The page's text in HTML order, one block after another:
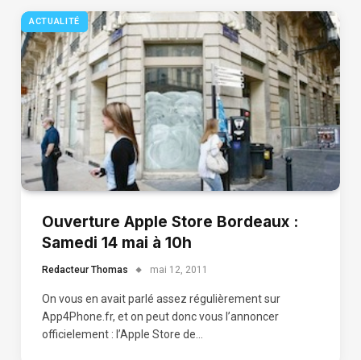
ACTUALITÉ
Ouverture Apple Store Bordeaux :
Samedi 14 mai à 10h
Redacteur Thomas mai 12, 2011
On vous en avait parlé assez régulièrement sur
App4Phone.fr, et on peut donc vous l’annoncer
officielement : l’Apple Store de…